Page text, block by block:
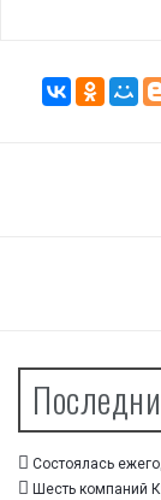
Состоялась
Шесть компаний